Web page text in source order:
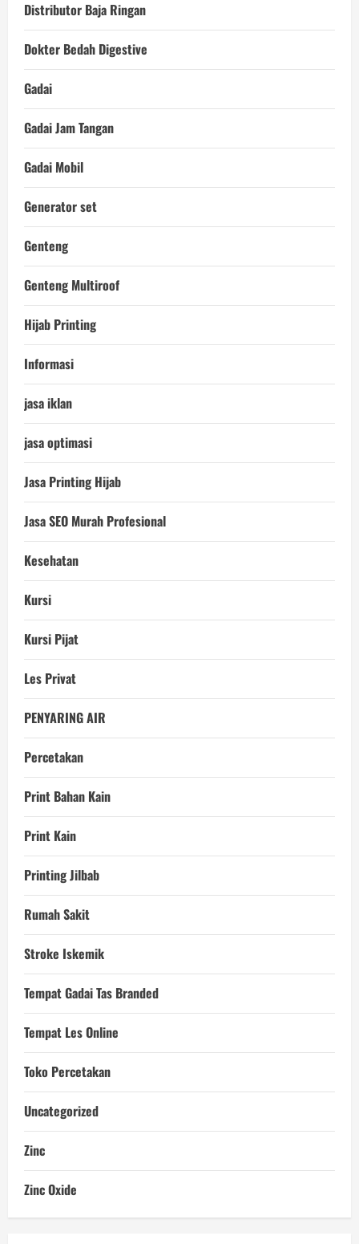
Distributor Baja Ringan
Dokter Bedah Digestive
Gadai
Gadai Jam Tangan
Gadai Mobil
Generator set
Genteng
Genteng Multiroof
Hijab Printing
Informasi
jasa iklan
jasa optimasi
Jasa Printing Hijab
Jasa SEO Murah Profesional
Kesehatan
Kursi
Kursi Pijat
Les Privat
PENYARING AIR
Percetakan
Print Bahan Kain
Print Kain
Printing Jilbab
Rumah Sakit
Stroke Iskemik
Tempat Gadai Tas Branded
Tempat Les Online
Toko Percetakan
Uncategorized
Zinc
Zinc Oxide